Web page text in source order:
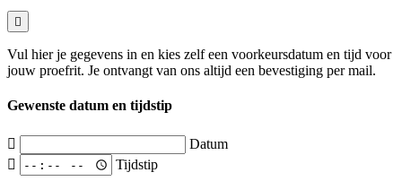
Vul hier je gegevens in en kies zelf een voorkeursdatum en tijd voor
jouw proefrit. Je ontvangt van ons altijd een bevestiging per mail.
Gewenste datum en tijdstip
Datum
Tijdstip